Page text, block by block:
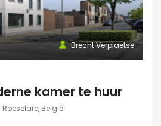
Brecht Verplaetse
kamer te huur
België